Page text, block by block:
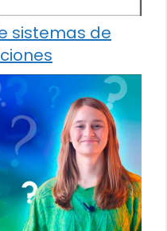
sistemas de